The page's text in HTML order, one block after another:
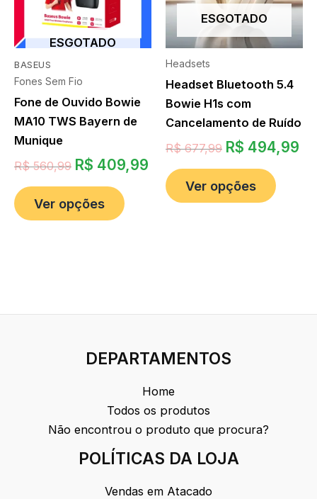
BASEUS
ESGOTADO
Fones Sem Fio
Fone de Ouvido Bowie
MA10 TWS Bayern de
Munique
R$560,99 R$ 409,99
Ver opções
ESGOTADO
Headsets
Headset Bluetooth 5.4
Bowie H1s com
Cancelamento de Ruído
R$677,99 R$ 494,99
Ver opções
DEPARTAMENTOS
Home
Todos os produtos
Não encontrou o produto que procura?
POLÍTICAS DA LOJA
Vendas em Atacado